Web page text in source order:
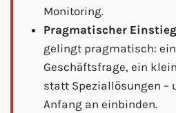
Monitoring.
Pragmatischer
gelingt pragmatisch:
Geschäftsfrage, ein
statt Speziallösungen –
Anfang an einbinden.